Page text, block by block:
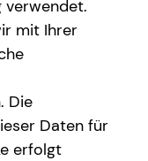
verwendet.
mit Ihrer
Die
Daten für
erfolgt